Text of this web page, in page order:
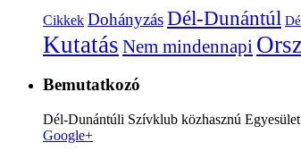
Cikkek DohányzásDél-Dunántúl
Kutatás Nem mindennapi
Bemutatkozó
Dél-Dunántúli Szívklub közhasznú Egyesület
Google+